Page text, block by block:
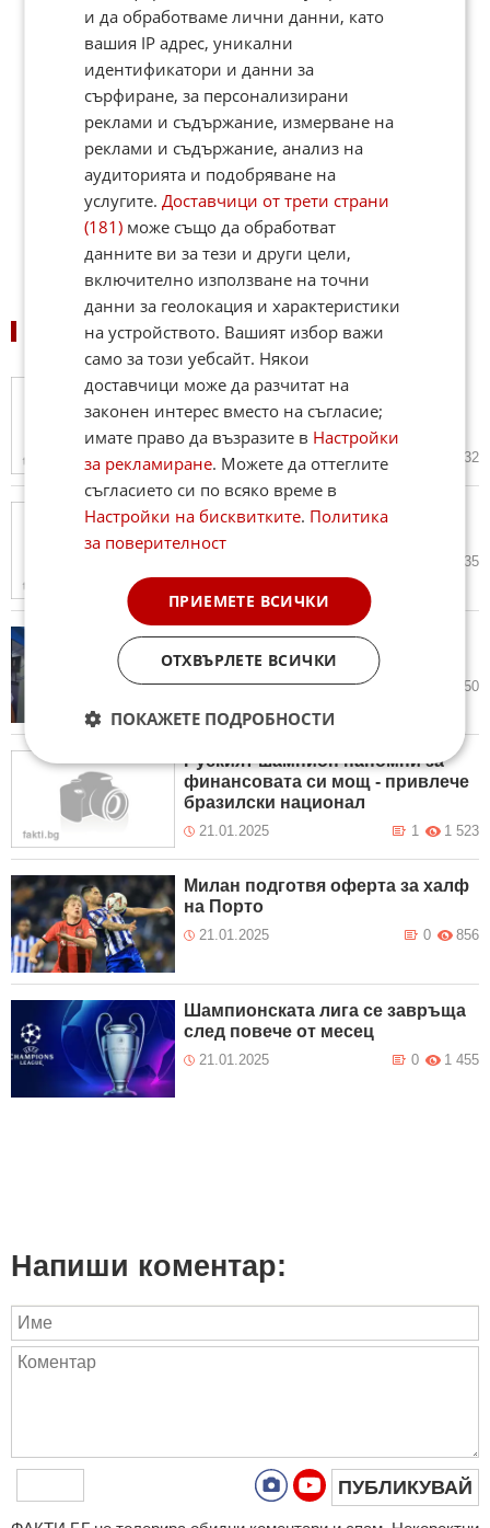
СВЪРЗАНИ НОВИНИ
Брутални сблъсъци в Белград
преди Цървена звезда – ПСВ
21.01.2025 1 532
Стана ясна заплатата на новия
2 135
Шефове инспектират Левски в
Турция
21.01.2025 1 350
Руският шампион напомни за
финансовата си мощ - привлече
бразилски национал
21.01.2025 1 523
1
Милан подготвя оферта за халф
на Порто
21.01.2025 856
0
Шампионската лига се завръща
след повече от месец
21.01.2025 1 455
0
Напиши коментар:
ПУБЛИКУВАЙ
и да обработваме лични данни, като
вашия IP адрес, уникални
идентификатори и данни за
сърфиране, за персонализирани
реклами и съдържание, измерване на
реклами и съдържание, анализ на
аудиторията и подобряване на
услугите.Доставчици от трети страни
(181) може също да обработват
данните ви за тези и други цели,
включително използване на точни
данни за геолокация и характеристики
на устройството. Вашият избор важи
само за този уебсайт. Някои
доставчици може да разчитат на
законен интерес вместо на съгласие;
имате право да възразите в Настройки
за рекламиране. Можете да оттеглите
съгласието си по всяко време в
Настройки на бисквитките. Политика
за поверителност
ПРИЕМЕТЕ ВСИЧКИ
ОТХВЪРЛЕТЕ ВСИЧКИ
ПОКАЖЕТЕ ПОДРОБНОСТИ